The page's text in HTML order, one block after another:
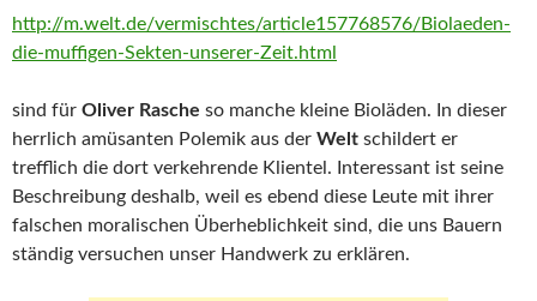
http://m.welt.de/vermischtes/article157768576/Biolaeden-
die-muffigen-Sekten-unserer-Zeit.html
sind für Oliver Rasche so manche kleine Bioläden. In dieser
herrlich amüsanten Polemik aus der Welt schildert er
trefflich die dort verkehrende Klientel. Interessant ist seine
Beschreibung deshalb, weil es ebend diese Leute mit ihrer
falschen moralischen Überheblichkeit sind, die uns Bauern
ständig versuchen unser Handwerk zu erklären.